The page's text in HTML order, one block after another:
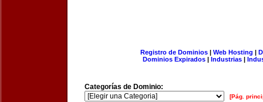
Registro de Dominios| Web Hosting |
Dominios Expirados | Industrias |
Categorías de Dominio:
[Pág.